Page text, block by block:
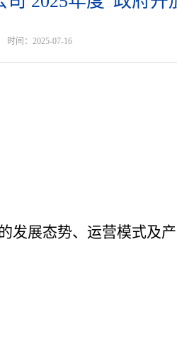
时间：2025-07-16
发展态势、运营模式及